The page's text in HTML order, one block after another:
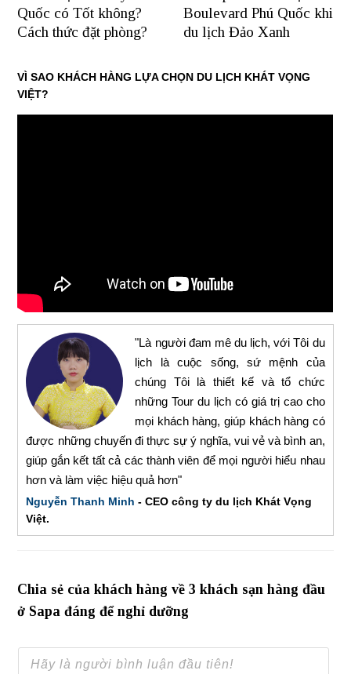
Quốc có Tốt không?
Cách thức đặt phòng?
Boulevard Phú Quốc khi
du lịch Đảo Xanh
VÌ SAO KHÁCH HÀNG LỰA CHỌN DU LỊCH KHÁT VỌNG
VIỆT?
"Là người đam mê du lịch, với Tôi du
lịch là cuộc sống, sứ mệnh của
chúng Tôi là thiết kế và tổ chức
những Tour du lịch có giá trị cao cho
mọi khách hàng, giúp khách hàng có
được những chuyến đi thực sự ý nghĩa, vui vẻ và bình an,
giúp gắn kết tất cả các thành viên để mọi người hiểu nhau
hơn và làm việc hiệu quả hơn"
Nguyễn Thanh Minh - CEO công ty du lịch Khát Vọng
Việt.
Chia sẻ của khách hàng về 3 khách sạn hàng đầu
ở Sapa đáng để nghỉ dưỡng